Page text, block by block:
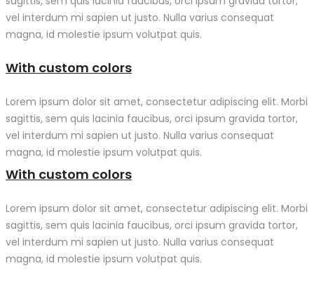
vel interdum mi sapien ut justo. Nulla varius consequat
magna, id molestie ipsum volutpat quis.
With custom colors
Lorem ipsum dolor sit amet, consectetur adipiscing elit. Morbi
sagittis, sem quis lacinia faucibus, orci ipsum gravida tortor,
vel interdum mi sapien ut justo. Nulla varius consequat
magna, id molestie ipsum volutpat quis.
With custom colors
Lorem ipsum dolor sit amet, consectetur adipiscing elit. Morbi
sagittis, sem quis lacinia faucibus, orci ipsum gravida tortor,
vel interdum mi sapien ut justo. Nulla varius consequat
magna, id molestie ipsum volutpat quis.